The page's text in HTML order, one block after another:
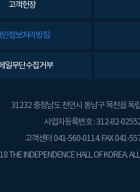
고객헌장
인정보처리방침
일무단수집거부
31232 충청남도 천안시 동남구 목천읍 독
사업자등록번호 : 312-82-
고객센터 041-560-0114. FAX 041-
THE INDEPENDENCE HALL OF KOREA.